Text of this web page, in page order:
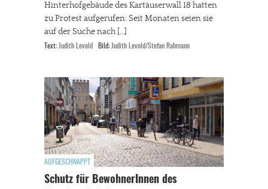
Hinterhofgebäude des Kartäuserwall 18 hatten
zu Protest aufgerufen: Seit Monaten seien sie
auf der Suche nach […]
Text: Judith Levold Bild: Judith Levold/Stefan Rahmann
AUFGESCHNAPPT
Schutz für BewohnerInnen des